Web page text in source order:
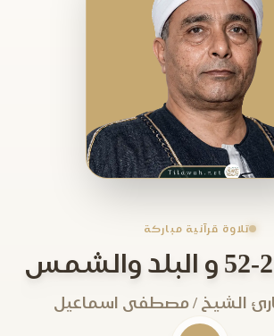
تلاوة قرآنية مباركة
الشيخ / مصطفى اسماعيل